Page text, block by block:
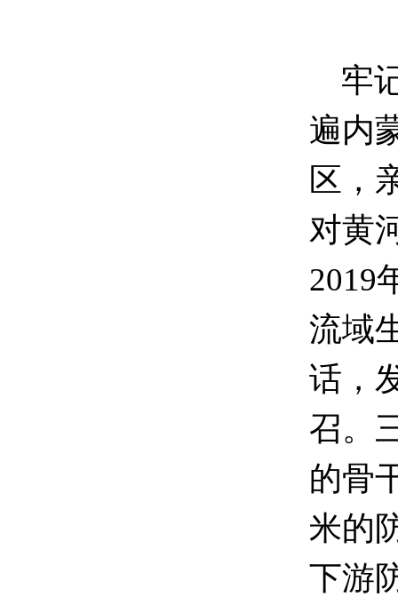
牢
遍内
区，
对黄
2019
流域
话，
召。
的骨
米的
下游